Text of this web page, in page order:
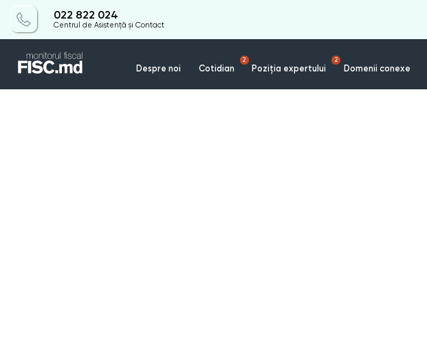
022 822 024
Centrul de Asistență și Contact
Despre noi Cotidian
2
Poziția expertului
2
Domenii conexe